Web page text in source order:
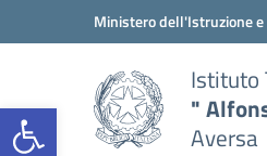
Open toolbar
Vai ai contenuti
Vai al menu di navigazione
Ministero dell'Istruzione
Istituto
"
Aversa